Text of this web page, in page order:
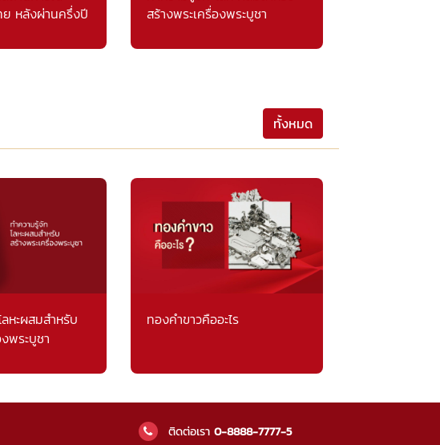
ย หลังผ่านครึ่งปี
สร้างพระเครื่องพระบูชา
ทั้งหมด
หะผสมสำหรับ
พระบูชา
ทองคำขาวคืออะไร
ติดต่อเรา 0-8888-7777-5